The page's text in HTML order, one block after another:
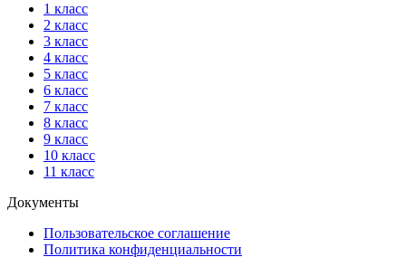
1 класс
2 класс
3 класс
4 класс
5 класс
6 класс
7 класс
8 класс
9 класс
10 класс
11 класс
Документы
Пользовательское соглашение
Политика конфиденциальности